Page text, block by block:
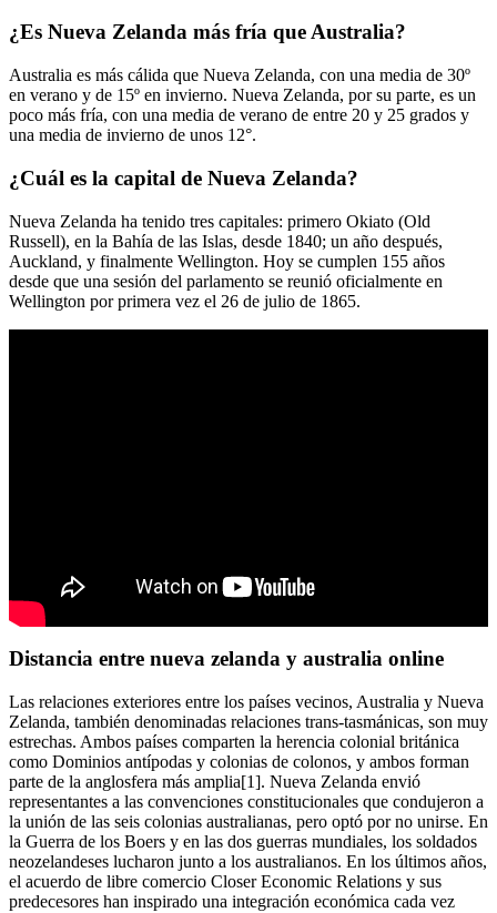
¿Es Nueva Zelanda más fría que Australia?
Australia es más cálida que Nueva Zelanda, con una media de 30º
en verano y de 15º en invierno. Nueva Zelanda, por su parte, es un
poco más fría, con una media de verano de entre 20 y 25 grados y
una media de invierno de unos 12°.
¿Cuál es la capital de Nueva Zelanda?
Nueva Zelanda ha tenido tres capitales: primero Okiato (Old
Russell), en la Bahía de las Islas, desde 1840; un año después,
Auckland, y finalmente Wellington. Hoy se cumplen 155 años
desde que una sesión del parlamento se reunió oficialmente en
Wellington por primera vez el 26 de julio de 1865.
Distancia entre nueva zelanda y australia online
Las relaciones exteriores entre los países vecinos, Australia y Nueva
Zelanda, también denominadas relaciones trans-tasmánicas, son muy
estrechas. Ambos países comparten la herencia colonial británica
como Dominios antípodas y colonias de colonos, y ambos forman
parte de la anglosfera más amplia[1]. Nueva Zelanda envió
representantes a las convenciones constitucionales que condujeron a
la unión de las seis colonias australianas, pero optó por no unirse. En
la Guerra de los Boers y en las dos guerras mundiales, los soldados
neozelandeses lucharon junto a los australianos. En los últimos años,
el acuerdo de libre comercio Closer Economic Relations y sus
predecesores han inspirado una integración económica cada vez